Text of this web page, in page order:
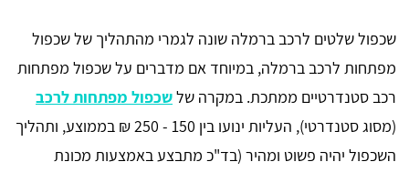
שכפול שלטים לרכב ברמלה שונה לגמרי מהתהליך של שכפול
מפתחות לרכב ברמלה, במיוחד אם מדברים על שכפול מפתחות
רכב סטנדרטיים ממתכת. במקרה שלשכפול מפתחות לרכב
(מסוג סטנדרטי), העליות ינועו בין 150 - 250 ₪ בממוצע, ותהליך
השכפול יהיה פשוט ומהיר (בד"כ מתבצע באמצעות מכונת